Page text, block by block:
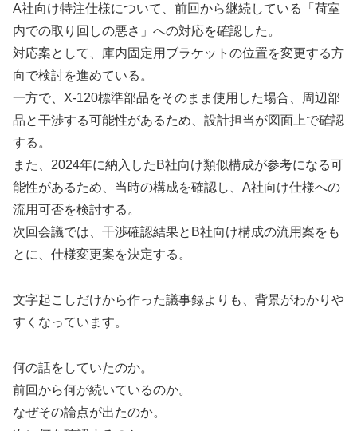
A社向け特注仕様について、前回から継続している「荷室
内での取り回しの悪さ」への対応を確認した。
対応案として、庫内固定用ブラケットの位置を変更する方
向で検討を進めている。
一方で、X-120標準部品をそのまま使用した場合、周辺部
品と干渉する可能性があるため、設計担当が図面上で確認
する。
また、2024年に納入したB社向け類似構成が参考になる可
能性があるため、当時の構成を確認し、A社向け仕様への
流用可否を検討する。
次回会議では、干渉確認結果とB社向け構成の流用案をも
とに、仕様変更案を決定する。
文字起こしだけから作った議事録よりも、背景がわかりや
すくなっています。
何の話をしていたのか。
前回から何が続いているのか。
なぜその論点が出たのか。